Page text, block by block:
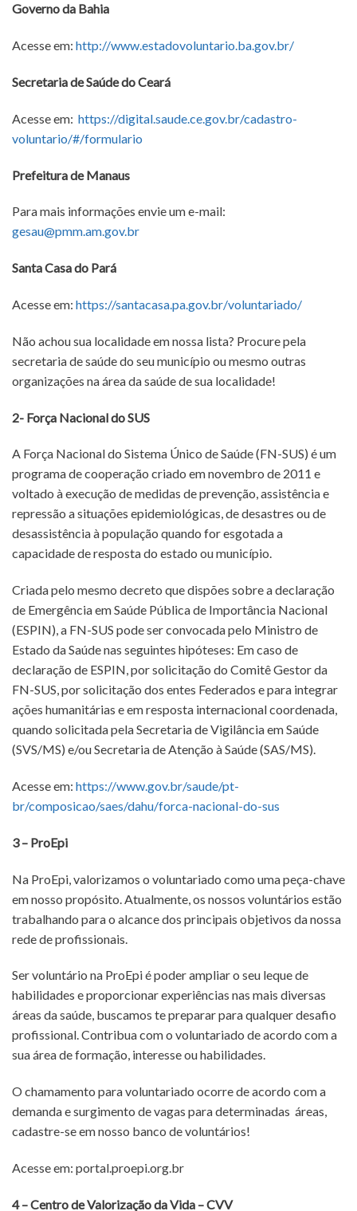
Governo da Bahia
Acesse em: http://www.estadovoluntario.ba.gov.br/
Secretaria de Saúde do Ceará
Acesse em: https://digital.saude.ce.gov.br/cadastro-
voluntario/#/formulario
Prefeitura de Manaus
Para mais informações envie um e-mail:
gesau@pmm.am.gov.br
Santa Casa do Pará
Acesse em: https://santacasa.pa.gov.br/voluntariado/
Não achou sua localidade em nossa lista? Procure pela
secretaria de saúde do seu município ou mesmo outras
organizações na área da saúde de sua localidade!
2- Força Nacional do SUS
A Força Nacional do Sistema Único de Saúde (FN-SUS) é um
programa de cooperação criado em novembro de 2011 e
voltado à execução de medidas de prevenção, assistência e
repressão a situações epidemiológicas, de desastres ou de
desassistência à população quando for esgotada a
capacidade de resposta do estado ou município.
Criada pelo mesmo decreto que dispões sobre a declaração
de Emergência em Saúde Pública de Importância Nacional
(ESPIN), a FN-SUS pode ser convocada pelo Ministro de
Estado da Saúde nas seguintes hipóteses: Em caso de
declaração de ESPIN, por solicitação do Comitê Gestor da
FN-SUS, por solicitação dos entes Federados e para integrar
ações humanitárias e em resposta internacional coordenada,
quando solicitada pela Secretaria de Vigilância em Saúde
(SVS/MS) e/ou Secretaria de Atenção à Saúde (SAS/MS).
Acesse em: https://www.gov.br/saude/pt-
br/composicao/saes/dahu/forca-nacional-do-sus
3 – ProEpi
Na ProEpi, valorizamos o voluntariado como uma peça-chave
em nosso propósito. Atualmente, os nossos voluntários estão
trabalhando para o alcance dos principais objetivos da nossa
rede de profissionais.
Ser voluntário na ProEpi é poder ampliar o seu leque de
habilidades e proporcionar experiências nas mais diversas
áreas da saúde, buscamos te preparar para qualquer desafio
profissional. Contribua com o voluntariado de acordo com a
sua área de formação, interesse ou habilidades.
O chamamento para voluntariado ocorre de acordo com a
demanda e surgimento de vagas para determinadas áreas,
cadastre-se em nosso banco de voluntários!
Acesse em: portal.proepi.org.br
4 – Centro de Valorização da Vida – CVV